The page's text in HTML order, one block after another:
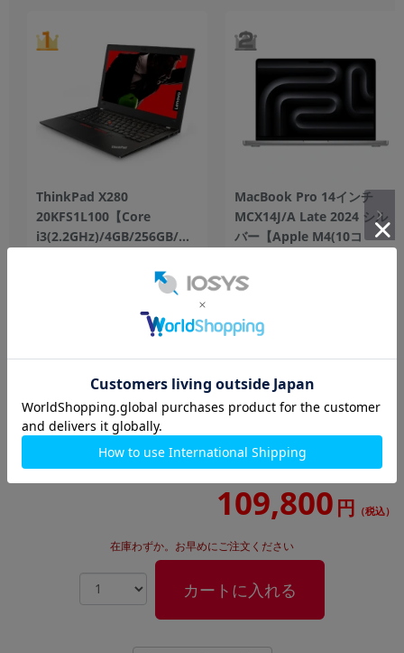
ThinkPad X280
20KFS1L100【Core
i3(2.2GHz)/4GB/256GB/Win11Home】
16,800
MacBook Pro 14インチ
MCX14J/A Late 2024 シル
バー【Apple M4(10コ
GPU】
284,800
Precision 5820 Tower【Xeon W(4.1GHz)/32GB/2TB
SSD/Win11Pro】
109,800 円 （税込）
在庫わずか。お早めにご注文ください
カートに入れる